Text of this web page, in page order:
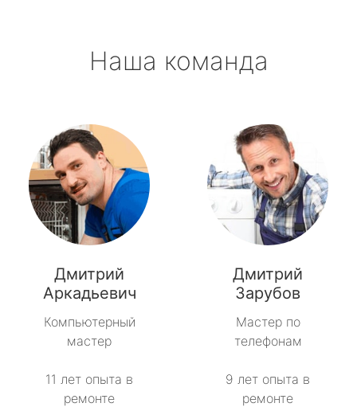
Наша команда
Дмитрий
Аркадьевич
Компьютерный
мастер
11 лет опыта в
ремонте
Дмитрий
Зарубов
Мастер по
телефонам
9 лет опыта в
ремонте